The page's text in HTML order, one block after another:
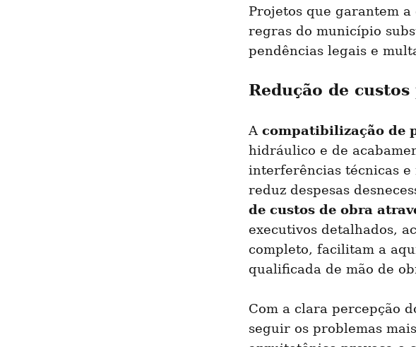
Projetos que garantem
regras do município
pendências legais e
Redução de
A compatibilização de
hidráulico e de
interferências técnicas
reduz despesas
de custos de obra
executivos detalhados,
completo, facilitam a
qualificada de mão de
Com a clara percepção
seguir os problemas